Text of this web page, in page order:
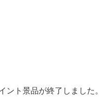
ント景品が終了しました。